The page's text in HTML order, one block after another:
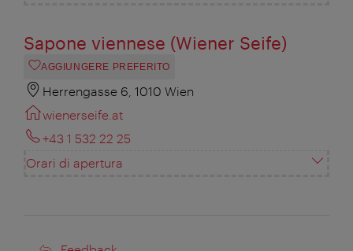
Sapone viennese (Wiener Seife)
AGGIUNGERE PREFERITO
Herrengasse 6, 1010 Wien
wienerseife.at
+43 1 532 22 25
Orari di apertura